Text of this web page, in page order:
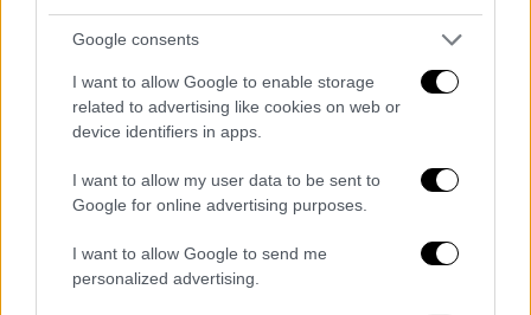
Google consents
I want to allow Google to enable storage
related to advertising like cookies on web or
device identifiers in apps.
I want to allow my user data to be sent to
Google for online advertising purposes.
I want to allow Google to send me
personalized advertising.